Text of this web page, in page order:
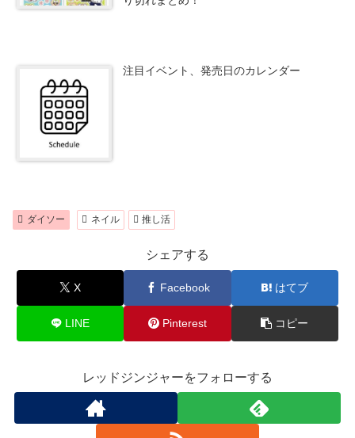
注目イベント、発売日のカレンダー
ダイソー ネイル 推し活
シェアする
X Facebook はてブ
LINE Pinterest コピー
レッドジンジャーをフォローする